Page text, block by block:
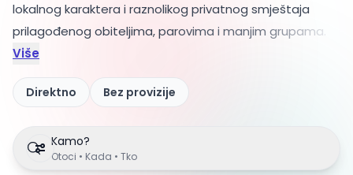
lokalnog karaktera i raznolikog privatnog smještaja
prilagođenog obiteljima, parovima i manjim grupama.
Više
Direktno Bez provizije
Kamo?
Otoci • Kada • Tko